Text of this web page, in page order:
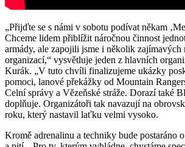
„Přijďte se s námi v sobotu podívat někam
Chceme lidem přiblížit náročnou činnost
armády, ale zapojili jsme i několik zajímavých
organizací,“ vysvětluje jeden z hlavních
Kurák. „V tuto chvíli finalizujeme ukázky
pomoci, lanové překážky od Mountain
Celní správy a Vězeňské stráže. Dorazí také
doplňuje. Organizátoři tak navazují na
roku, který nastavil laťku velmi vysoko.
Kromě adrenalinu a techniky bude postaráno